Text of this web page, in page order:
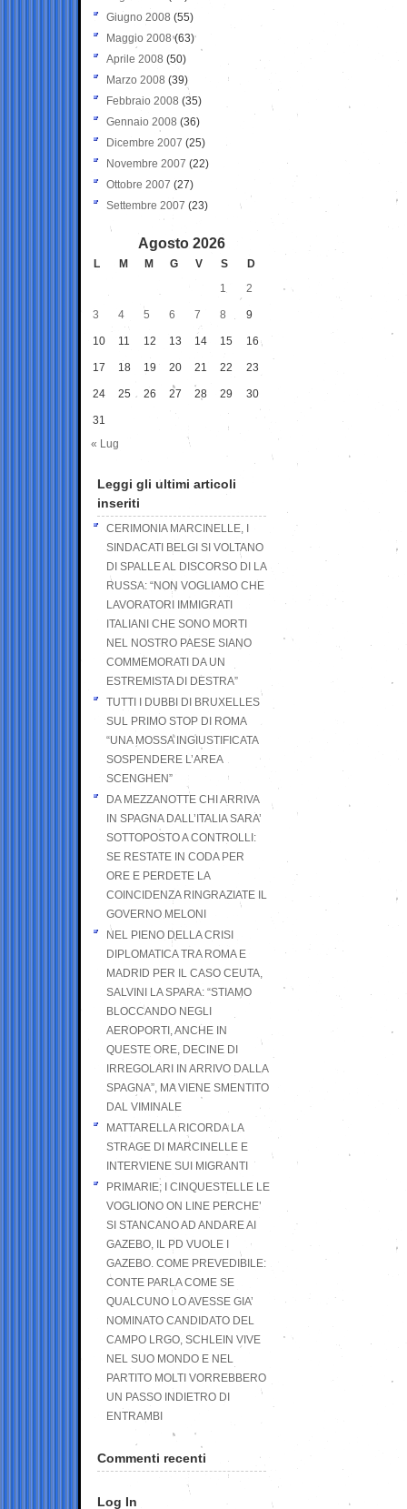
Giugno 2008 (55)
Maggio 2008(63)
Aprile 2008 (50)
Marzo 2008 (39)
Febbraio 2008 (35)
Gennaio 2008 (36)
Dicembre 2007 (25)
Novembre 2007 (22)
Ottobre 2007 (27)
Settembre 2007 (23)
Agosto 2026
L M M G V S
D
1
2
3 4 5 6 7 8 9
10 11 12 13 14 15 16
17 18 19 20 21 22 23
24 25 26 27 28 29 30
31
« Lug
Leggi gli ultimi articoli
inseriti
CERIMONIA MARCINELLE, I
SINDACATI BELGI SI VOLTANO
DI SPALLE AL DISCORSO DI LA
RUSSA: “NON VOGLIAMO CHE
LAVORATORI IMMIGRATI
ITALIANI CHE SONO MORTI
NEL NOSTRO PAESE SIANO
COMMEMORATI DA UN
ESTREMISTA DI DESTRA”
TUTTI I DUBBI DI BRUXELLES
SUL PRIMO STOP DI ROMA
“UNA MOSSA INGIUSTIFICATA
SOSPENDERE L’AREA
SCENGHEN”
DA MEZZANOTTE CHI ARRIVA
IN SPAGNA DALL’ITALIA SARA’
SOTTOPOSTO A CONTROLLI:
SE RESTATE IN CODA PER
ORE E PERDETE LA
COINCIDENZA RINGRAZIATE IL
GOVERNO MELONI
NEL PIENO DELLA CRISI
DIPLOMATICA TRA ROMA E
MADRID PER IL CASO CEUTA,
SALVINI LA SPARA: “STIAMO
BLOCCANDO NEGLI
AEROPORTI, ANCHE IN
QUESTE ORE, DECINE DI
IRREGOLARI IN ARRIVO DALLA
SPAGNA”, MA VIENE SMENTITO
DAL VIMINALE
MATTARELLA RICORDA LA
STRAGE DI MARCINELLE E
INTERVIENE SUI MIGRANTI
PRIMARIE; I CINQUESTELLE LE
VOGLIONO ON LINE PERCHE’
SI STANCANO AD ANDARE AI
GAZEBO, IL PD VUOLE I
GAZEBO. COME PREVEDIBILE:
CONTE PARLA COME SE
QUALCUNO LO AVESSE GIA’
NOMINATO CANDIDATO DEL
CAMPO LRGO, SCHLEIN VIVE
NEL SUO MONDO E NEL
PARTITO MOLTI VORREBBERO
UN PASSO INDIETRO DI
ENTRAMBI
Commenti recenti
Log In